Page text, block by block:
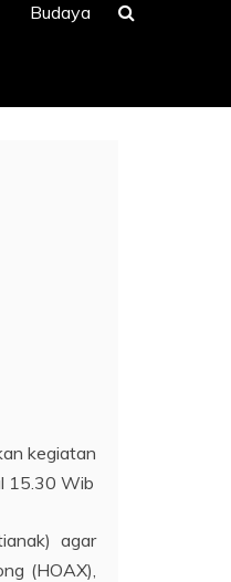
Budaya
kegiatan
15.30 Wib
agar
(HOAX),